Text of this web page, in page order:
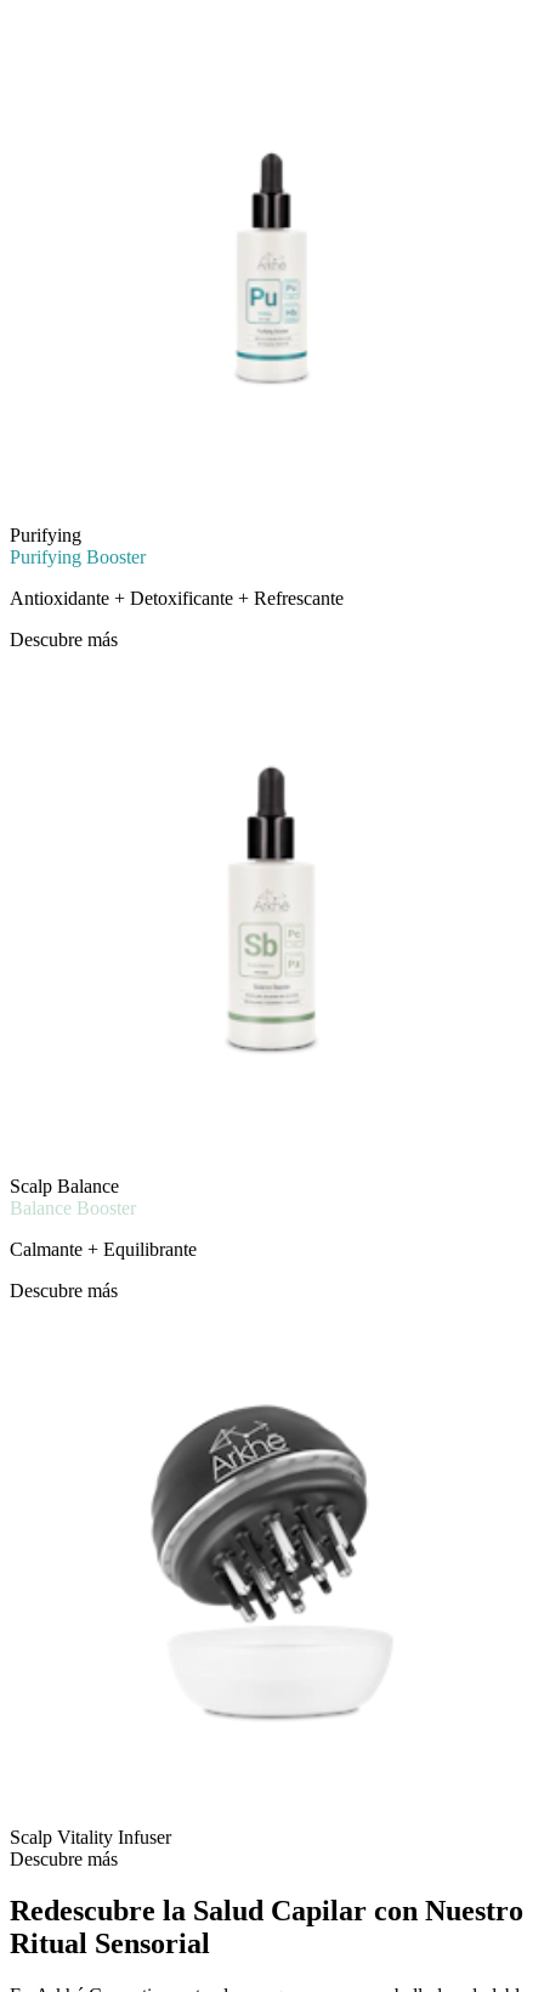
Purifying
Purifying Booster
Antioxidante + Detoxificante + Refrescante
Descubre más
Scalp Balance
Balance Booster
Calmante + Equilibrante
Descubre más
Scalp Vitality Infuser
Descubre más
Redescubre la Salud Capilar con Nuestro
Ritual Sensorial